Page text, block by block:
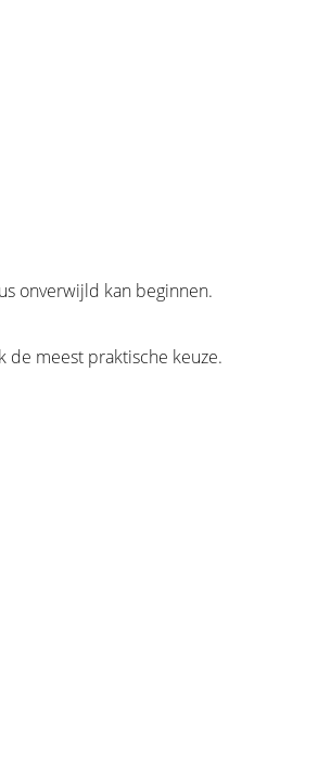
onverwijld kan beginnen.
de meest praktische keuze.